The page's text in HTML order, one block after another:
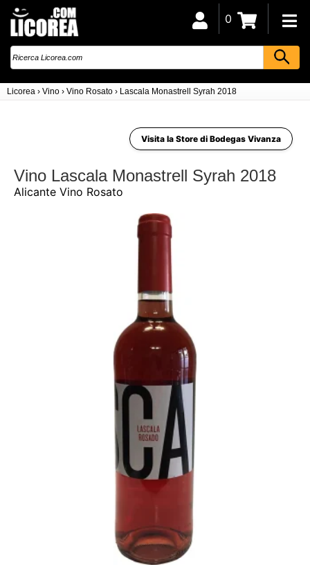
Licorea › Vino › Vino Rosato › Lascala Monastrell Syrah 2018
0
Visita la Store di Bodegas Vivanza
Vino Lascala Monastrell Syrah 2018
Alicante Vino Rosato